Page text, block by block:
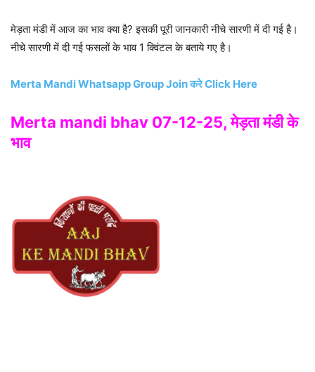
मेड़ता मंडी में आज का भाव क्या है? इसकी पूरी जानकारी नीचे सारणी में दी गई है।
नीचे सारणी में दी गई फसलों के भाव 1 क्विंटल के बताये गए है।
Merta Mandi Whatsapp Group Join करे Click Here
Merta mandi bhav 07-12-25, मेड़ता मंडी के
भाव